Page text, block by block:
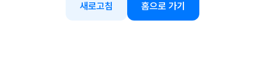
새로고침 홈으로 가기